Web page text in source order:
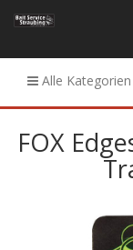
Alle Kategorien
FOX